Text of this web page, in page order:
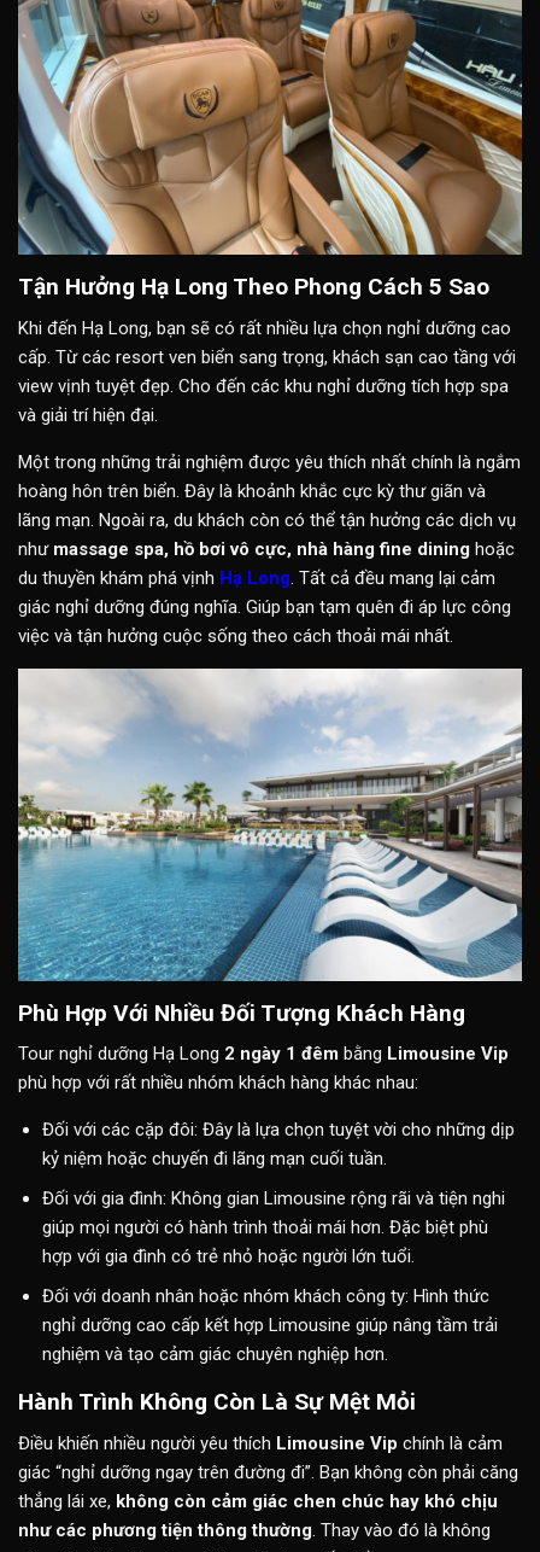
Tận Hưởng Hạ Long Theo Phong Cách 5 Sao
Khi đến Hạ Long, bạn sẽ có rất nhiều lựa chọn nghỉ dưỡng cao
cấp. Từ các resort ven biển sang trọng, khách sạn cao tầng với
view vịnh tuyệt đẹp. Cho đến các khu nghỉ dưỡng tích hợp spa
và giải trí hiện đại.
Một trong những trải nghiệm được yêu thích nhất chính là ngắm
hoàng hôn trên biển. Đây là khoảnh khắc cực kỳ thư giãn và
lãng mạn. Ngoài ra, du khách còn có thể tận hưởng các dịch vụ
như massage spa, hồ bơi vô cực, nhà hàng fine dining hoặc
du thuyền khám phá vịnh Hạ Long. Tất cả đều mang lại cảm
giác nghỉ dưỡng đúng nghĩa. Giúp bạn tạm quên đi áp lực công
việc và tận hưởng cuộc sống theo cách thoải mái nhất.
Phù Hợp Với Nhiều Đối Tượng Khách Hàng
Tour nghỉ dưỡng Hạ Long 2 ngày 1 đêm bằng Limousine Vip
phù hợp với rất nhiều nhóm khách hàng khác nhau:
Đối với các cặp đôi: Đây là lựa chọn tuyệt vời cho những dịp
kỷ niệm hoặc chuyến đi lãng mạn cuối tuần.
Đối với gia đình: Không gian Limousine rộng rãi và tiện nghi
giúp mọi người có hành trình thoải mái hơn. Đặc biệt phù
hợp với gia đình có trẻ nhỏ hoặc người lớn tuổi.
Đối với doanh nhân hoặc nhóm khách công ty: Hình thức
nghỉ dưỡng cao cấp kết hợp Limousine giúp nâng tầm trải
nghiệm và tạo cảm giác chuyên nghiệp hơn.
Hành Trình Không Còn Là Sự Mệt Mỏi
Điều khiến nhiều người yêu thích Limousine Vip chính là cảm
giác “nghỉ dưỡng ngay trên đường đi”. Bạn không còn phải căng
thẳng lái xe, không còn cảm giác chen chúc hay khó chịu
như các phương tiện thông thường. Thay vào đó là không